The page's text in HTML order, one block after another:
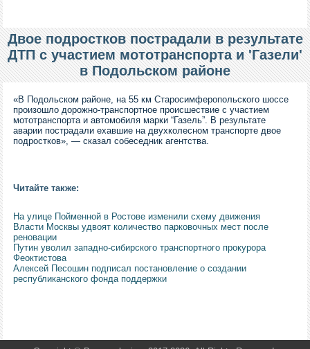
Двое подростков пострадали в результате
ДТП с участием мототранспорта и 'Газели'
в Подольском районе
«В Подольском районе, на 55 км Старосимферопольского шоссе
произошло дорожно-транспортное происшествие с участием
мототранспорта и автомобиля марки “Газель”. В результате
аварии пострадали ехавшие на двухколесном транспорте двое
подростков», — сказал собеседник агентства.
Читайте также:
На улице Пойменной в Ростове изменили схему движения
Власти Москвы удвоят количество парковочных мест после
реновации
Путин уволил западно-сибирского транспортного прокурора
Феоктистова
Алексей Песошин подписал постановление о создании
республиканского фонда поддержки